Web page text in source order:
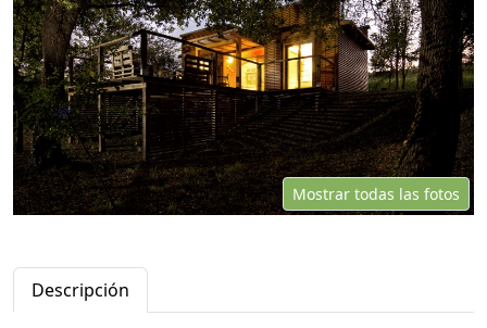
Mostrar todas las fotos
Descripción